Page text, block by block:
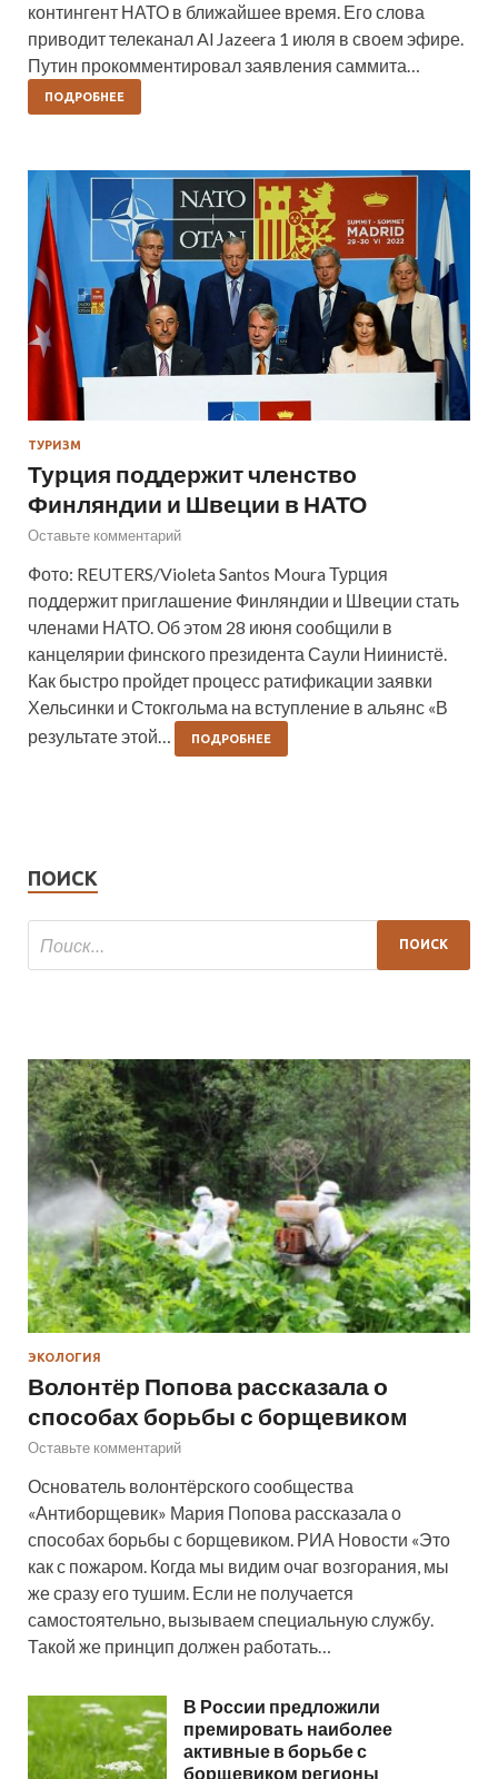
контингент НАТО в ближайшее время. Его слова
приводит телеканал Al Jazeera 1 июля в своем эфире.
Путин прокомментировал заявления саммита…
ПОДРОБНЕЕ
ТУРИЗМ
Турция поддержит членство
Финляндии и Швеции в НАТО
Оставьте комментарий
Фото: REUTERS/Violeta Santos Moura Турция
поддержит приглашение Финляндии и Швеции стать
членами НАТО. Об этом 28 июня сообщили в
канцелярии финского президента Саули Ниинистё.
Как быстро пройдет процесс ратификации заявки
Хельсинки и Стокгольма на вступление в альянс «В
результате этой…
ПОДРОБНЕЕ
ПОИСК
ЭКОЛОГИЯ
Волонтёр Попова рассказала о
способах борьбы с борщевиком
Оставьте комментарий
Основатель волонтёрского сообщества
«Антиборщевик» Мария Попова рассказала о
способах борьбы с борщевиком. РИА Новости «Это
как с пожаром. Когда мы видим очаг возгорания, мы
же сразу его тушим. Если не получается
самостоятельно, вызываем специальную службу.
Такой же принцип должен работать…
В России предложили
премировать наиболее
активные в борьбе с
борщевиком регионы